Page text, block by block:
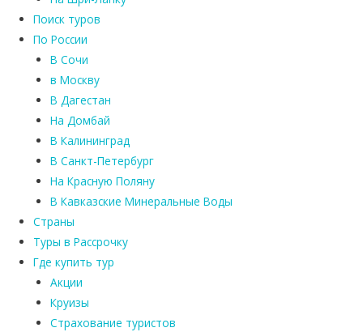
Поиск туров
По России
В Сочи
в Москву
В Дагестан
На Домбай
В Калининград
В Санкт-Петербург
На Красную Поляну
В Кавказские Минеральные Воды
Страны
Туры в Рассрочку
Где купить тур
Акции
Круизы
Страхование туристов